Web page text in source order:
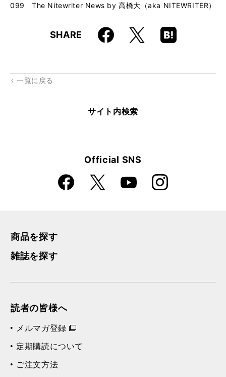
099 The Nitewriter News by 高橋大（aka NITEWRITER）
SHARE Faceboo
k
X
Hatena
Boo
一覧に戻る
サイト内検索
Official SNS
Faceboo
k
X YouTube Instagra
m
商品を探す
雑誌を探す
読者の皆様へ
メルマガ登録
定期購読について
ご注文方法